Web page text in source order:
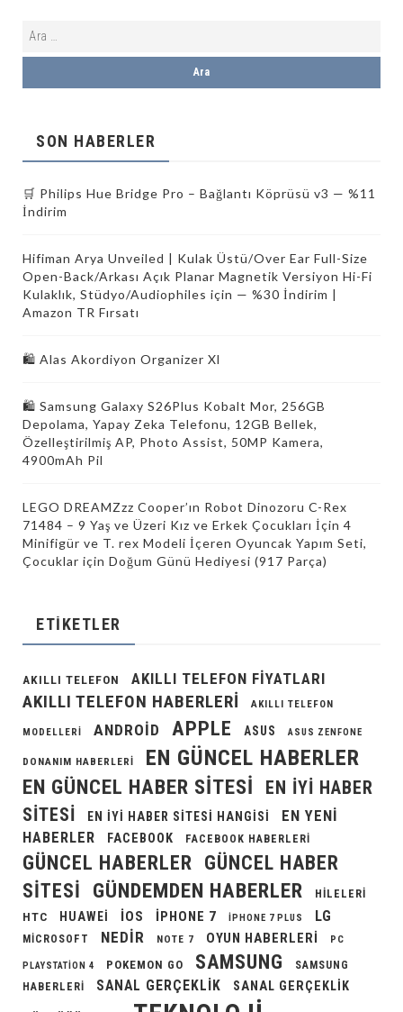
SON HABERLER
🛒 Philips Hue Bridge Pro – Bağlantı Köprüsü v3 — %11
İndirim
Hifiman Arya Unveiled | Kulak Üstü/Over Ear Full-Size
Open-Back/Arkası Açık Planar Magnetik Versiyon Hi-Fi
Kulaklık, Stüdyo/Audiophiles için — %30 İndirim |
Amazon TR Fırsatı
🛍️ Alas Akordiyon Organizer Xl
🛍 Samsung Galaxy S26Plus Kobalt Mor, 256GB
Depolama, Yapay Zeka Telefonu, 12GB Bellek,
Özelleştirilmiş AP, Photo Assist, 50MP Kamera,
4900mAh Pil
LEGO DREAMZzz Cooper’ın Robot Dinozoru C-Rex
71484 – 9 Yaş ve Üzeri Kız ve Erkek Çocukları İçin 4
Minifigür ve T. rex Modeli İçeren Oyuncak Yapım Seti,
Çocuklar için Doğum Günü Hediyesi (917 Parça)
ETIKETLER
AKILLI TELEFON AKILLI TELEFON FIYATLARI
AKILLI TELEFON HABERLERI AKILLI TELEFON
MODELLERI ANDROID APPLE ASUS ASUS ZENFONE
DONANIM HABERLERI EN GÜNCEL HABERLER
EN GÜNCEL HABER SITESI
EN IYI HABER
SITESI
EN IYI HABER SITESI HANGISI
EN YENI
HABERLER
FACEBOOK FACEBOOK HABERLERI
GÜNCEL HABERLER
GÜNCEL HABER
SITESI
GÜNDEMDEN HABERLER
HILELERI
HTC
HUAWEI IOS IPHONE 7 IPHONE 7 PLUS LG
MICROSOFT NEDIR NOTE 7 OYUN HABERLERI PC
PLAYSTATION 4 POKEMON GO SAMSUNG
SAMSUNG
HABERLERI
SANAL GERÇEKLIK SANAL GERÇEKLIK